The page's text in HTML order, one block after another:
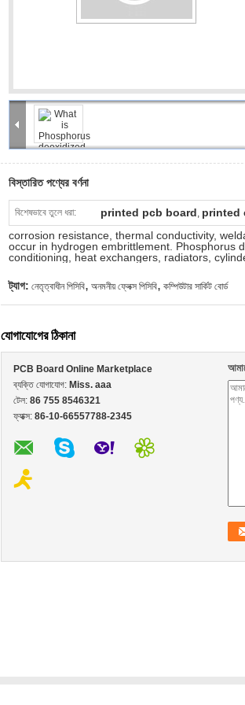
বিস্তারিত পণ্যের বর্ণনা
বিশেষভাবে তুলে ধরা: printed pcb board, printed
corrosion resistance, thermal conductivity,
occur in hydrogen embrittlement. Phosphorus
conditioning, heat exchangers, radiators,
ট্যাগ: নেতৃত্বাধীন পিসিবি, অনমনীয় ফ্লেক্স পিসিবি, কম্পিউটার সার্কিট বোর্ড
যোগাযোগের ঠিকানা
PCB Board Online Marketplace
ব্যক্তি যোগাযোগ: Miss. aaa
টেল: 86 755 8546321
ফ্যাক্স: 86-10-66557788-2345